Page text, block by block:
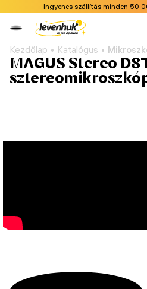
Ingyenes szállítás minden 50
Kezdőlap Katalógus
MAGUS Stereo